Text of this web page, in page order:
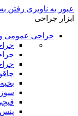
عبور به ناوبری رفتن
ابزار جراحی
جراحی عمومی
بخیه
پنس